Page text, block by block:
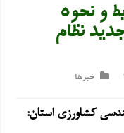
و نحوه
نظام
خبرها
کشاورزی استان: